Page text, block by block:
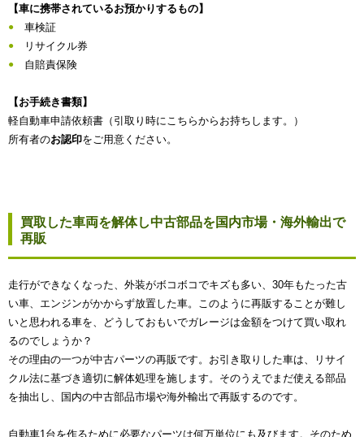
【車に携帯されているお預かりするもの】
車検証
リサイクル券
自賠責保険
【お手続き書類】
軽自動車申請依頼書（引取り時にこちらからお持ちします。）
所有者のお認印をご用意ください。
買取した車両を解体し中古部品を国内市場・海外輸出で
再販
走行ができなくなった、外装がボコボコでキズも多い、30年もたった古
い車、エンジンがかからず放置した車。このように再販することが難し
いと思われる車を、どうしておもいでガレージは金額をつけて買い取れ
るのでしょうか？
その理由の一つが中古パーツの再販です。お引き取りした車は、リサイ
クル法に基づき適切に解体処理を施します。そのうえでまだ使える部品
を抽出し、国内の中古部品市場や海外輸出で再販するのです。
自動車1台を作るために必要なパーツは何万単位にも及びます。そのため